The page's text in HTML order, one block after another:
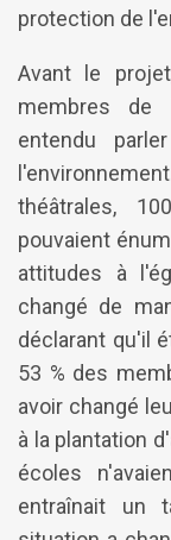
protection de
Avant le
membres de
entendu
théâtrales,
pouvaient
attitudes à
changé de
déclarant qu'il
53 % des
avoir changé
à la plantation
écoles
entraînait un